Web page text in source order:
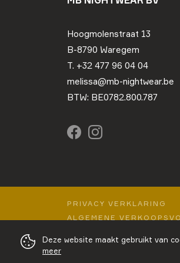
Hoogmolenstraat 13
B-8790 Waregem
T. +32 477 96 04 04
melissa@mb-nightwear.be
BTW: BE0782.800.787
PRIVACY VERKLARING
ALGEMENE
Deze website maakt gebruikt van
meer